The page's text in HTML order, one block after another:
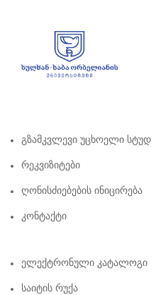
Გზამკვლევი Უცხოელი
Რეკვიზიტები
Ღონისძიებების Ინიცირება
Კონტაქტი
Ელექტრონული Კატალოგი
Საიტის Რუქა